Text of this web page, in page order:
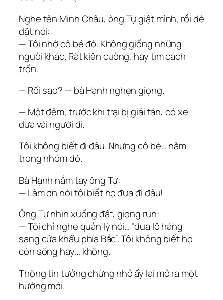
Nghe tên Minh Châu, ông Tự giật mình, rồi dè
dặt nói:
— Tôi nhớ cô bé đó. Không giống những
người khác. Rất kiên cường, hay tìm cách
trốn.
— Rồi sao? — bà Hạnh nghẹn giọng.
— Một đêm, trước khi trại bị giải tán, có xe
đưa vài người đi.
Tôi không biết đi đâu. Nhưng cô bé… nằm
trong nhóm đó.
Bà Hạnh nắm tay ông Tự:
— Làm ơn nói tôi biết họ đưa đi đâu!
Ông Tự nhìn xuống đất, giọng run:
— Tôi chỉ nghe quản lý nói… “đưa lô hàng
sang cửa khẩu phía Bắc”. Tôi không biết họ
còn sống hay… không.
Thông tin tưởng chừng nhỏ ấy lại mở ra một
hướng mới.